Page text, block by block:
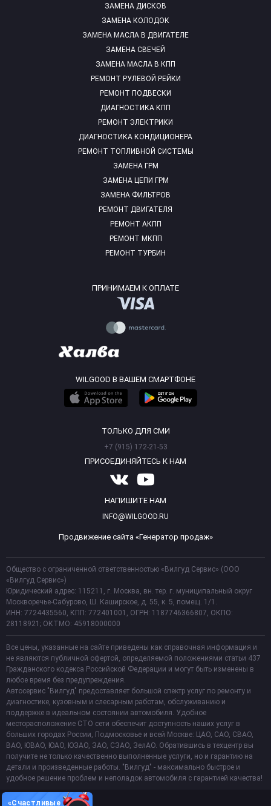
ЗАМЕНА ДИСКОВ
ЗАМЕНА КОЛОДОК
ЗАМЕНА МАСЛА В ДВИГАТЕЛЕ
ЗАМЕНА СВЕЧЕЙ
ЗАМЕНА МАСЛА В КПП
РЕМОНТ РУЛЕВОЙ РЕЙКИ
РЕМОНТ ПОДВЕСКИ
ДИАГНОСТИКА КПП
РЕМОНТ ЭЛЕКТРИКИ
ДИАГНОСТИКА КОНДИЦИОНЕРА
РЕМОНТ ТОПЛИВНОЙ СИСТЕМЫ
ЗАМЕНА ГРМ
ЗАМЕНА ЦЕПИ ГРМ
ЗАМЕНА ФИЛЬТРОВ
РЕМОНТ ДВИГАТЕЛЯ
РЕМОНТ АКПП
РЕМОНТ МКПП
РЕМОНТ ТУРБИН
ПРИНИМАЕМ К ОПЛАТЕ
WILGOOD В ВАШЕМ СМАРТФОНЕ
ТОЛЬКО ДЛЯ СМИ
+7 (915) 172-21-53
ПРИСОЕДИНЯЙТЕСЬ К НАМ
НАПИШИТЕ НАМ
INFO@WILGOOD.RU
Продвижение сайта «Генератор продаж»
Общество с ограниченной ответственностью «Вилгуд Сервис» (ООО
«Вилгуд Сервис»)
Юридический адрес: 115211, г. Москва, вн. тер. г. муниципальный округ
Москворечье-Сабурово, Ш. Каширское, д. 55, к. 5, помещ. 1/1.
ИНН: 7724435560, КПП: 772401001, ОГРН: 1187746366807, ОКПО:
28118921; ОКТМО: 45918000000
Все цены, указанные на сайте приведены как справочная информация и
не являются публичной офертой, определяемой положениями статьи 437
Гражданского кодекса Российской Федерации и могут быть изменены в
любое время без предупреждения.
Автосервис "Вилгуд" предоставляет большой спектр услуг по ремонту и
диагностике, кузовным и слесарным работам, обслуживанию и
поддержке в идеальном состоянии автомобиля. Удобное
месторасположение СТО сети обеспечит доступность наших услуг в
больших городах России, Подмосковье и всей Москве: ЦАО, САО, СВАО,
ВАО, ЮВАО, ЮАО, ЮЗАО, ЗАО, СЗАО, ЗелАО. Обратившись в техцентр вы
получите не только качественно выполненные услуги, но и гарантию на
детали и произведенные работы. "Вилгуд" - максимально быстрое и
удобное решение проблем и неполадок автомобиля с гарантией качества!
«Счастливые